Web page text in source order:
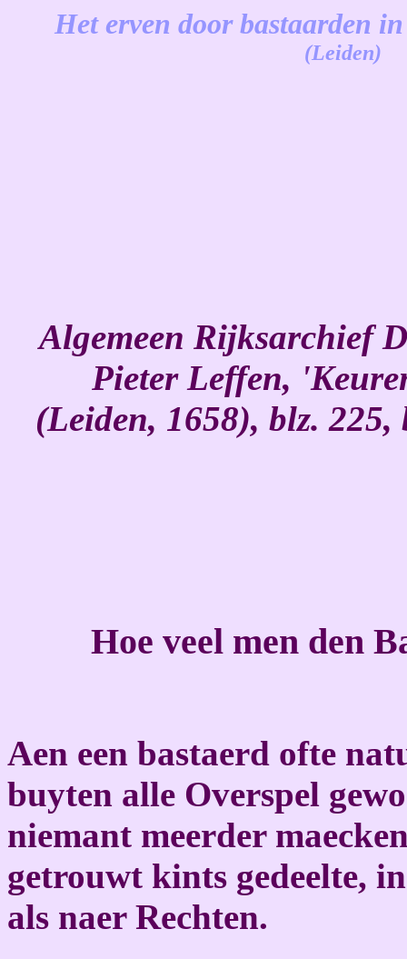
Het erven door bastaarden
(Leiden)
Algemeen Rijksarchief
Pieter Leffen,
(Leiden, 1658), blz.
Hoe veel men den
Aen een bastaerd ofte
buyten alle Overspel
niemant meerder
getrouwt kints gedeelte,
als naer Rechten.